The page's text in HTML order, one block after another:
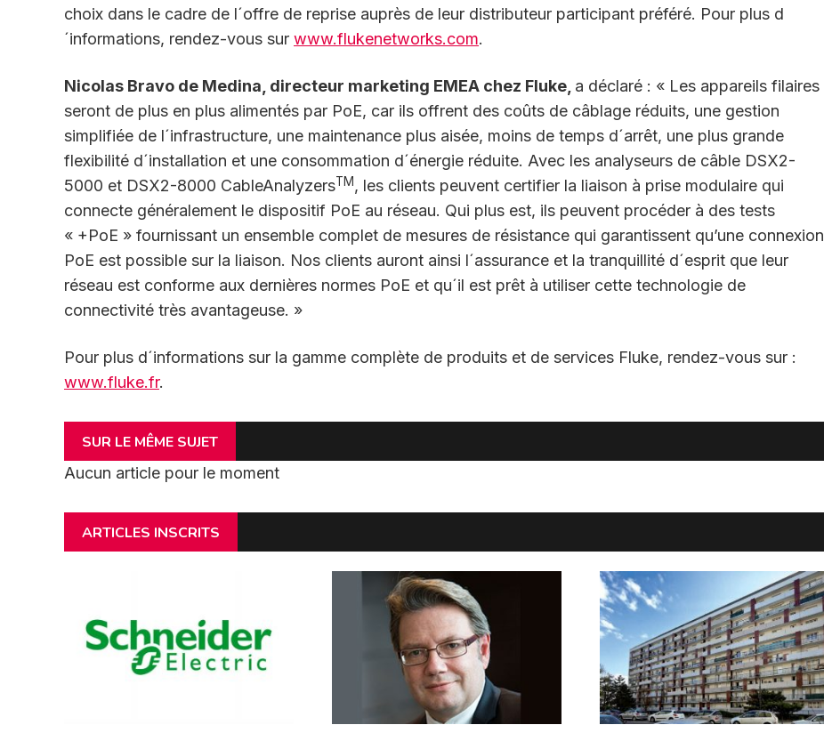
choix dans le cadre de l´offre de reprise auprès de leur distributeur participant préféré. Pour plus d
´informations, rendez-vous sur www.flukenetworks.com.
Nicolas Bravo de Medina, directeur marketing EMEA chez Fluke, a déclaré : « Les appareils filaires
seront de plus en plus alimentés par PoE, car ils offrent des coûts de câblage réduits, une gestion
simplifiée de l´infrastructure, une maintenance plus aisée, moins de temps d´arrêt, une plus grande
flexibilité d´installation et une consommation d´énergie réduite. Avec les analyseurs de câble DSX2-
5000 et DSX2-8000 CableAnalyzersTM, les clients peuvent certifier la liaison à prise modulaire qui
connecte généralement le dispositif PoE au réseau. Qui plus est, ils peuvent procéder à des tests
« +PoE » fournissant un ensemble complet de mesures de résistance qui garantissent qu’une connexion
PoE est possible sur la liaison. Nos clients auront ainsi l´assurance et la tranquillité d´esprit que leur
réseau est conforme aux dernières normes PoE et qu´il est prêt à utiliser cette technologie de
connectivité très avantageuse. »
Pour plus d´informations sur la gamme complète de produits et de services Fluke, rendez-vous sur :
www.fluke.fr.
SUR LE MÊME SUJET
Aucun article pour le moment
ARTICLES INSCRITS